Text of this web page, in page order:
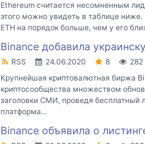
Ethereum считается несомненным
этого можно увидеть в таблице
ETH на порядок больше, чем у его
Binance добавила
RSS 24.06.2020 8 282
Крупнейшая криптовалютная биржа
криптосообщества множеством
заголовки СМИ, проведя бесплатный
платформа...
Binance объявила о